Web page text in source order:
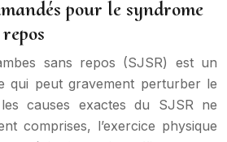
pour le syndrome
sans repos (SJSR) est un
qui peut gravement perturber le
causes exactes du SJSR ne
comprises, l’exercice physique